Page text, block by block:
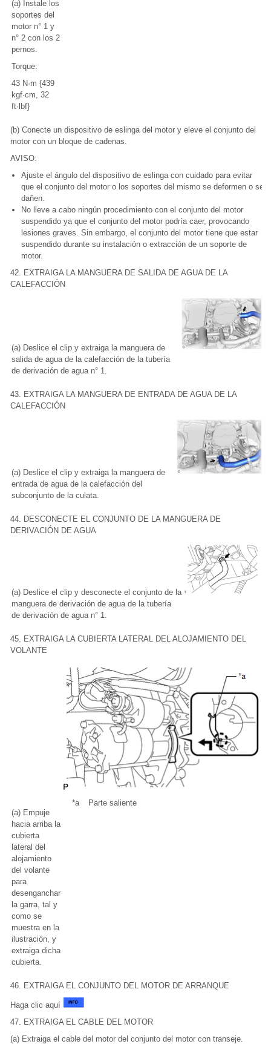
(a) Instale los
soportes del
motor n° 1 y
n° 2 con los 2
pernos.
Torque:
43 N·m {439
kgf·cm, 32
ft·lbf}
(b) Conecte un dispositivo de eslinga del motor y eleve el conjunto del
motor con un bloque de cadenas.
AVISO:
Ajuste el ángulo del dispositivo de eslinga con cuidado para evitar
que el conjunto del motor o los soportes del mismo se deformen o se
dañen.
No lleve a cabo ningún procedimiento con el conjunto del motor
suspendido ya que el conjunto del motor podría caer, provocando
lesiones graves. Sin embargo, el conjunto del motor tiene que estar
suspendido durante su instalación o extracción de un soporte de
motor.
42. EXTRAIGA LA MANGUERA DE SALIDA DE AGUA DE LA
CALEFACCIÓN
(a) Deslice el clip y extraiga la manguera de
salida de agua de la calefacción de la tubería
de derivación de agua n° 1.
43. EXTRAIGA LA MANGUERA DE ENTRADA DE AGUA DE LA
CALEFACCIÓN
(a) Deslice el clip y extraiga la manguera de
entrada de agua de la calefacción del
subconjunto de la culata.
44. DESCONECTE EL CONJUNTO DE LA MANGUERA DE
DERIVACIÓN DE AGUA
(a) Deslice el clip y desconecte el conjunto de la
manguera de derivación de agua de la tubería
de derivación de agua n° 1.
45. EXTRAIGA LA CUBIERTA LATERAL DEL ALOJAMIENTO DEL
VOLANTE
(a) Empuje
hacia arriba la
cubierta
lateral del
alojamiento
del volante
para
desenganchar
la garra, tal y
como se
muestra en la
ilustración, y
extraiga dicha
cubierta.
*a Parte saliente
46. EXTRAIGA EL CONJUNTO DEL MOTOR DE ARRANQUE
Haga clic aquí
47. EXTRAIGA EL CABLE DEL MOTOR
(a) Extraiga el cable del motor del conjunto del motor con transeje.